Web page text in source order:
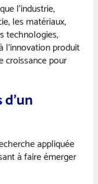
l’industrie,
les matériaux,
technologies,
l’innovation produit
croissance pour
appliquée
à faire émerger